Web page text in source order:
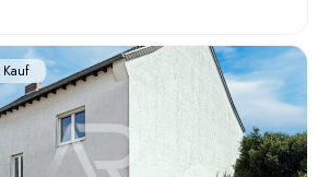
Kauf